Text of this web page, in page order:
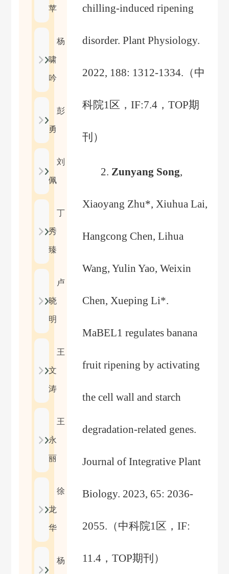
苹
杨
啸
吟
彭
勇
刘
佩
丁
秀
臻
卢
晓
明
王
文
涛
王
永
丽
徐
龙
华
杨
chilling-induced ripening
disorder. Plant Physiology.
2022, 188: 1312-1334. （中
科院1区， IF:7.4， TOP期
刊 ）
2. Zunyang Song,
Xiaoyang Zhu*, Xiuhua Lai,
Hangcong Chen, Lihua
Wang, Yulin Yao, Weixin
Chen, Xueping Li*.
MaBEL1 regulates banana
fruit ripening by activating
the cell wall and starch
degradation-related genes.
Journal of Integrative Plant
Biology. 2023, 65: 2036-
2055. （中科院1区， IF:
11.4， TOP期刊 ）